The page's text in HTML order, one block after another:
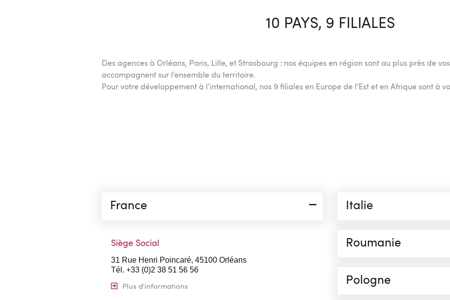
10 PAYS, 9 FILIALES
Des agences à Orléans, Paris, Lille, et Strasbourg : nos équipes en région sont au plus près de
accompagnent sur l’ensemble du territoire.
Pour votre développement à l’international, nos 9 filiales en Europe de l’Est et en Afrique sont à
France
Siège Social
31 Rue Henri Poincaré, 45100 Orléans
Tél. +33 (0)2 38 51 56 56
Plus d'informations
Italie
Roumanie
Pologne